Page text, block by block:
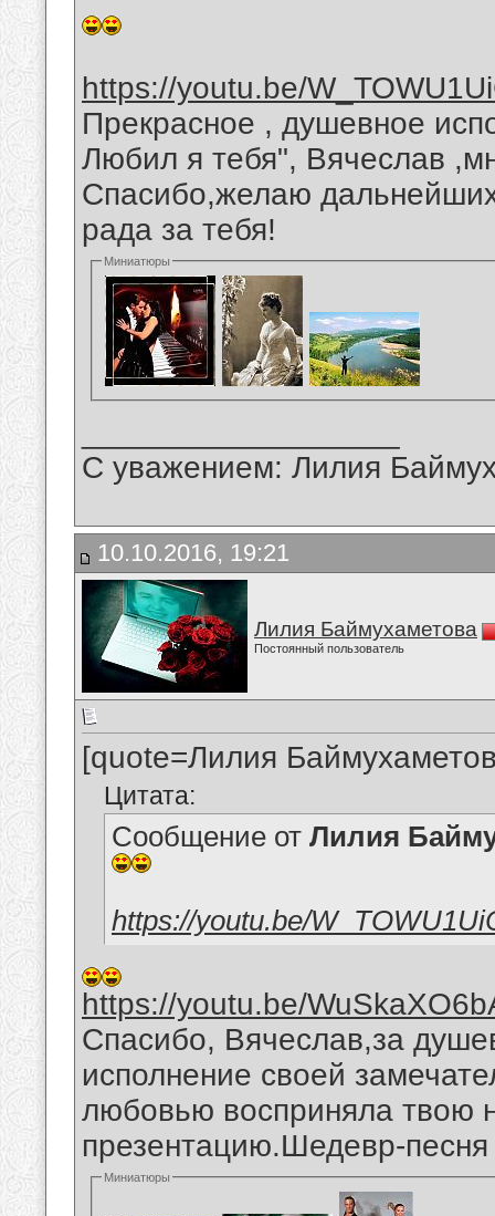
https://youtu.be/
Прекрасное , душевное
Любил я тебя", Вячеслав
Спасибо,желаю
рада за тебя!
Миниатюры
С уважением: Лилия
10.10.2016, 19:21
Лилия Баймухаметова
Постоянный пользователь
[quote=Лилия
Цитата:
Сообщение от Лилия
https://youtu.be/
https://youtu.be/
Спасибо, Вячеслав,за
исполнение своей
любовью восприняла твою
презентацию.Шедевр-
Миниатюры